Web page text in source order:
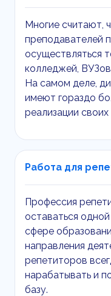
Многие считают,
преподавателей
осуществляться
колледжей, ВУЗов
На самом деле,
имеют гораздо
реализации
Работа для
Профессия
оставаться
сфере
направления
репетиторов
нарабатывать и
базу.